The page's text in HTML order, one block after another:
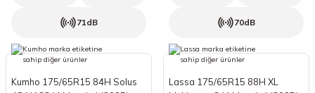
71dB
Kumho 175/65R15 84H Solus
70dB
Lassa 175/65R15 88H XL